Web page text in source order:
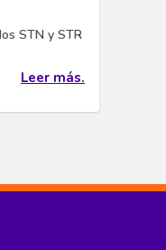
STN y STR
Leer más.